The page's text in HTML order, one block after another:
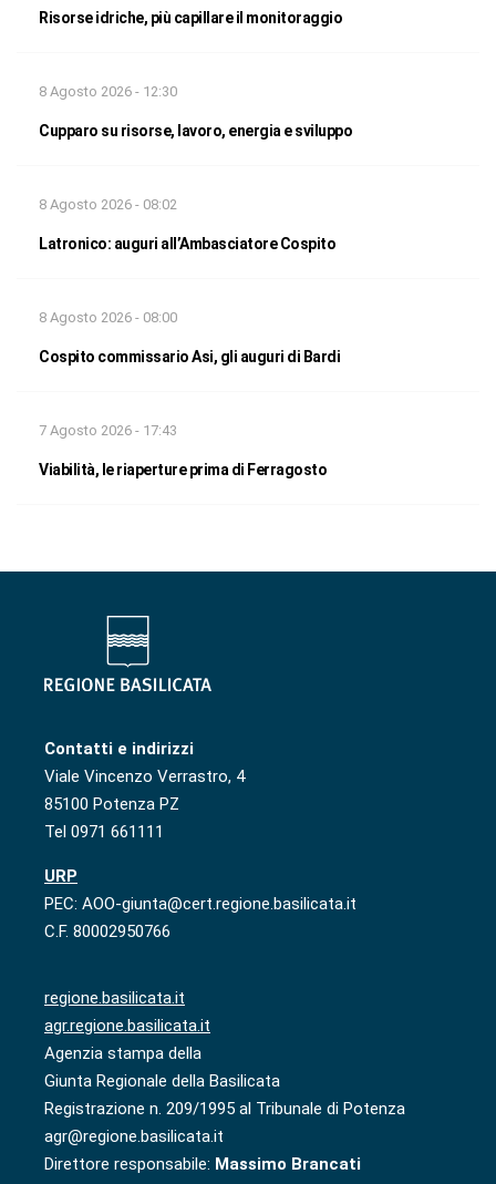
Risorse idriche, più capillare il monitoraggio
8 Agosto 2026 - 12:30
Cupparo su risorse, lavoro, energia e sviluppo
8 Agosto 2026 - 08:02
Latronico: auguri all’Ambasciatore Cospito
8 Agosto 2026 - 08:00
Cospito commissario Asi, gli auguri di Bardi
7 Agosto 2026 - 17:43
Viabilità, le riaperture prima di Ferragosto
Contatti e indirizzi
Viale Vincenzo Verrastro, 4
85100 Potenza PZ
Tel 0971 661111
URP
PEC: AOO-giunta@cert.regione.basilicata.it
C.F. 80002950766
regione.basilicata.it
agr.regione.basilicata.it
Agenzia stampa della
Giunta Regionale della Basilicata
Registrazione n. 209/1995 al Tribunale di Potenza
agr@regione.basilicata.it
Direttore responsabile: Massimo Brancati